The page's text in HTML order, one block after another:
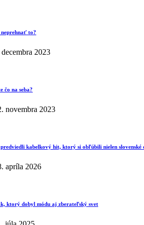
to?
decembra 2023
čo na seba?
novembra 2023
kabelkový hit, ktorý si obľúbili nielen slovenské
apríla 2026
ktorý dobyl módu aj zberateľský svet